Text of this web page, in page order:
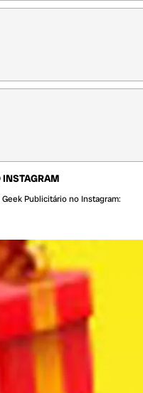
Publicitário no Instagram: